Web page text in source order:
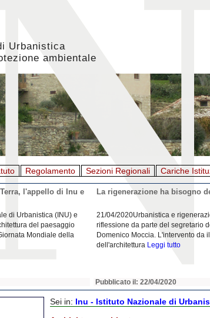
Urbanistica
ambientale
Regolamento Sezioni Regionali Cariche
l'appello di Inu e
di Urbanistica (INU) e
del paesaggio
Mondiale della
La rigenerazione ha bisogno
21/04/2020Urbanistica e
riflessione da parte del segretario
Domenico Moccia. L'intervento da
dell'architettura Leggi tutto
Pubblicato il: 22/04/2020
Sei in: Inu - Istituto Nazionale di